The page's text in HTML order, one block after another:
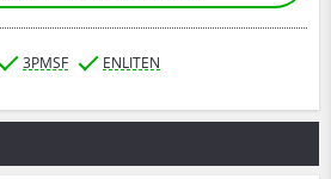
3PMSF ENLITEN